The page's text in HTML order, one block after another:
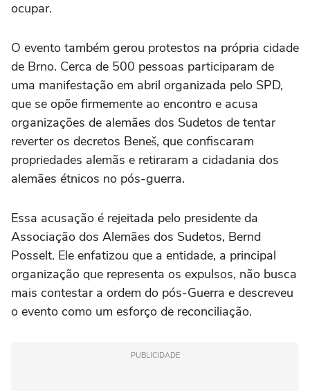
ocupar.
O evento também gerou protestos na própria cidade
de Brno. Cerca de 500 pessoas participaram de
uma manifestação em abril organizada pelo SPD,
que se opõe firmemente ao encontro e acusa
organizações de alemães dos Sudetos de tentar
reverter os decretos Beneš, que confiscaram
propriedades alemãs e retiraram a cidadania dos
alemães étnicos no pós-guerra.
Essa acusação é rejeitada pelo presidente da
Associação dos Alemães dos Sudetos, Bernd
Posselt. Ele enfatizou que a entidade, a principal
organização que representa os expulsos, não busca
mais contestar a ordem do pós-Guerra e descreveu
o evento como um esforço de reconciliação.
PUBLICIDADE